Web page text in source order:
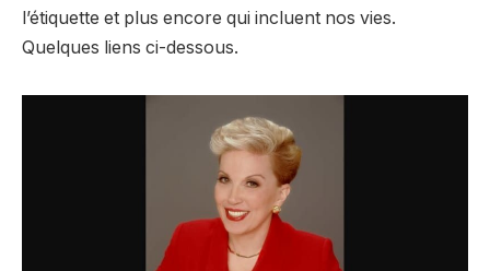
l’étiquette et plus encore qui incluent nos vies.
Quelques liens ci-dessous.